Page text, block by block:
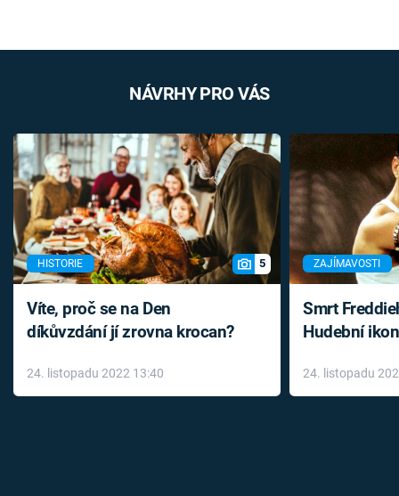
NÁVRHY PRO VÁS
HISTORIE 5
Víte, proč se na Den
díkůvzdání jí zrovna krocan?
24. listopadu 2022 13:40
ZAJÍMAVOSTI
Smrt
Hudební
léky
24. listopadu